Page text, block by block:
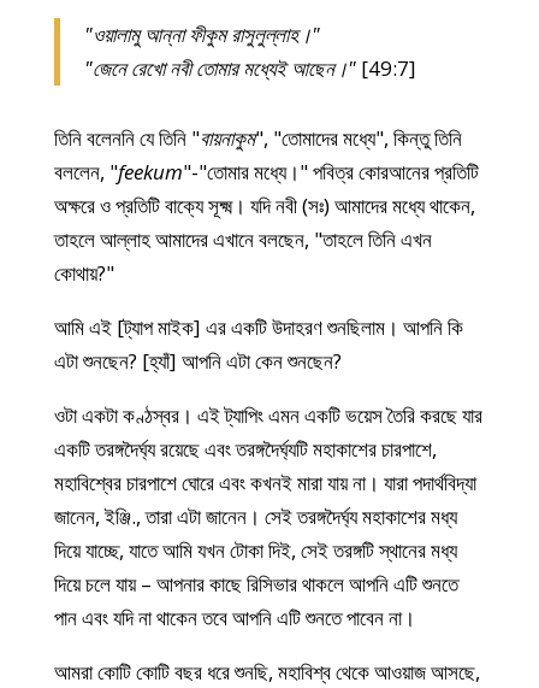
"ওয়ালামু আন্না ফীকুম রাসুলুল্লাহ।"
"জেনে রেখো নবী তোমার মধ্যেই আছেন।" [49:7]
তিনি বলেননি যে তিনি "বায়নাকুম", "তোমাদের মধ্যে", কিন্তু তিনি
বললেন, "feekum"-"তোমার মধ্যে।" পবিত্র কোরআনের প্রতিটি
অক্ষরে ও প্রতিটি বাক্যে সূক্ষ্ম। যদি নবী (সঃ) আমাদের মধ্যে থাকেন,
তাহলে আল্লাহ আমাদের এখানে বলছেন, "তাহলে তিনি এখন
কোথায়?"
আমি এই [ট্যাপ মাইক] এর একটি উদাহরণ শুনছিলাম। আপনি কি
এটা শুনছেন? [হ্যাঁ] আপনি এটা কেন শুনছেন?
ওটা একটা কণ্ঠস্বর। এই ট্যাপিং এমন একটি ভয়েস তৈরি করছে যার
একটি তরঙ্গদৈর্ঘ্য রয়েছে এবং তরঙ্গদৈর্ঘ্যটি মহাকাশের চারপাশে,
মহাবিশ্বের চারপাশে ঘোরে এবং কখনই মারা যায় না। যারা পদার্থবিদ্যা
জানেন, ইঞ্জি., তারা এটা জানেন। সেই তরঙ্গদৈর্ঘ্য মহাকাশের মধ্য
দিয়ে যাচ্ছে, যাতে আমি যখন টোকা দিই, সেই তরঙ্গটি স্থানের মধ্য
দিয়ে চলে যায় – আপনার কাছে রিসিভার থাকলে আপনি এটি শুনতে
পান এবং যদি না থাকেন তবে আপনি এটি শুনতে পাবেন না।
আমরা কোটি কোটি বছর ধরে শুনছি, মহাবিশ্ব থেকে আওয়াজ আসছে,